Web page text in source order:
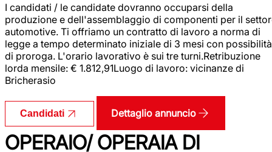
I candidati / le candidate dovranno occuparsi della
produzione e dell'assemblaggio di componenti per il
automotive. Ti offriamo un contratto di lavoro a norma di
legge a tempo determinato iniziale di 3 mesi con possibilità
di proroga. L'orario lavorativo è sui tre turni.Retribuzione
lorda mensile: € 1.812,91Luogo di lavoro: vicinanze di
Bricherasio
Candidati Dettaglio annuncio
OPERAIO/ OPERAIA DI